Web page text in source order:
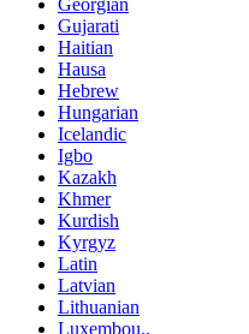
Gujarati
Haitian
Hausa
Hebrew
Hungarian
Icelandic
Igbo
Kazakh
Khmer
Kurdish
Kyrgyz
Latin
Latvian
Lithuanian
Luxembou..